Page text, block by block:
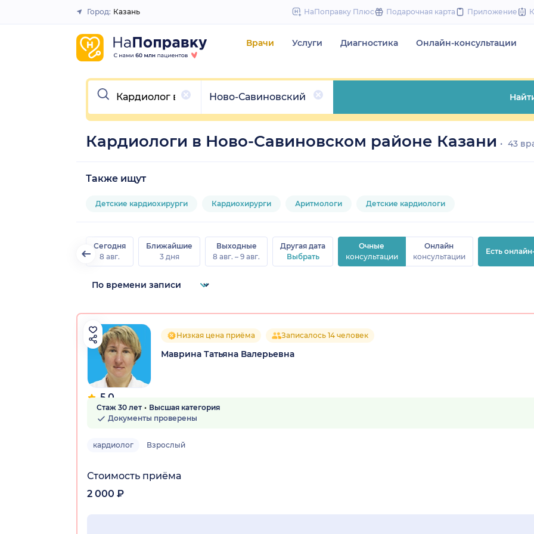
to
Закрыть
Город: Казань НаПоправку Плюс Подарочная карта Приложение
Врачи Услуги Диагностика Онлайн-консультации
Очистить
Ново-Савиновский
Кардиологи в Ново-Савиновском районе Казани 43
Также ищут
Детские кардиохирурги Кардиохирурги Аритмологи Детские кардиологи
Сегодня
8 авг.
Ближайшие
3 дня
Выходные
8 авг. – 9 авг.
Другая дата
Выбрать
Очные
консультации
Онлайн
консультации
Есть
5.0
2 отзыва
Низкая цена приёма Записалось 14 человек
Маврина Татьяна Валерьевна
Стаж 30 лет
Высшая категория
Документы проверены
кардиолог Взрослый
Стоимость приёма
2 000 ₽